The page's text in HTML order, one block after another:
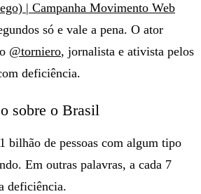
| Campanha Movimento Web
só e vale a pena. O ator
@torniero, jornalista e ativista pelos
deficiência.
sobre o Brasil
bilhão de pessoas com algum tipo
Em outras palavras, a cada 7
deficiência.